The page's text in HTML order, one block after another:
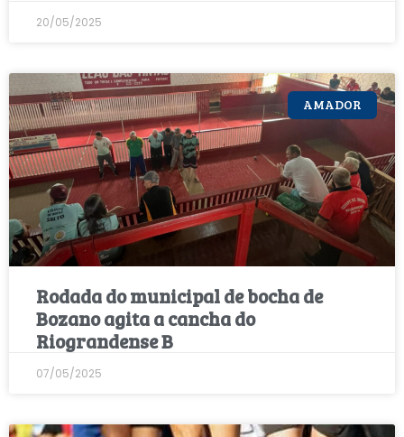
20/05/2025
AMADOR
Rodada do municipal de bocha de
Bozano agita a cancha do
Riograndense B
07/05/2025